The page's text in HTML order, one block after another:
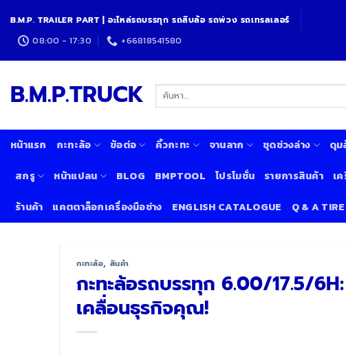
to
content
B.M.P. TRAILER PART | อะไหล่รถบรรทุก รถสิบล้อ รถพ่วง รถเทรลเลอร์
08:00 - 17:30 +66818541580
B.M.P.TRUCK ค้นหา:
หน้าแรก กะทะล้อ ข้อต่อ คิ้วกะทะ จานลาก ชุดช่วงล่าง ดุม
สกรู หน้าแปลน BLOG BMPTOOL โปรโมชั่น รายการสินค้า เ
ร้านค้า แคตตาล็อกเครื่องมือช่าง ENGLISH CATALOGUE Q & A
กะทะล้อ, สินค้า
กะทะล้อรถบรรทุก 6.00/17.5/
เคลื่อนธุรกิจคุณ!